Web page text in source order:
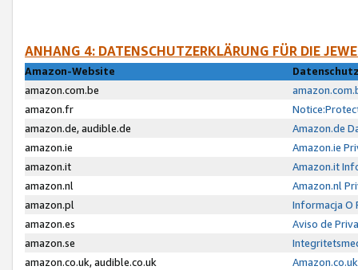
ANHANG 4: DATENSCHUTZERKLÄRUNG FÜR DIE
Amazon-Website
amazon.com.be
amazon.fr
amazon.de, audible.de
Amazon.de
amazon.ie
Amazon.ie
amazon.it
Amazon.it
amazon.nl
Amazon.nl
amazon.pl
Informacja O
amazon.es
Aviso de
amazon.se
amazon.co.uk, audible.co.uk